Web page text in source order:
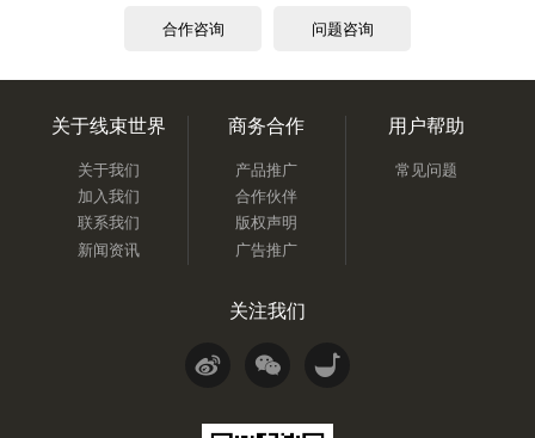
合作咨询 问题咨询
关于线束世界
关于我们
加入我们
联系我们
新闻资讯
商务合作
产品推广
合作伙伴
版权声明
广告推广
用户帮助
常见问题
关注我们